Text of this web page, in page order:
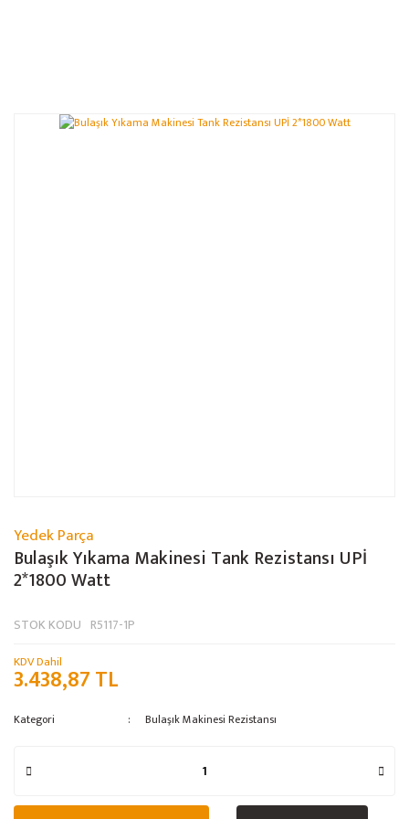
Yedek Parça
Bulaşık Yıkama Makinesi Tank Rezistansı UPİ
2*1800 Watt
STOK KODU R5117-1P
KDV Dahil
3.438,87 TL
Kategori Bulaşık Makinesi Rezistansı